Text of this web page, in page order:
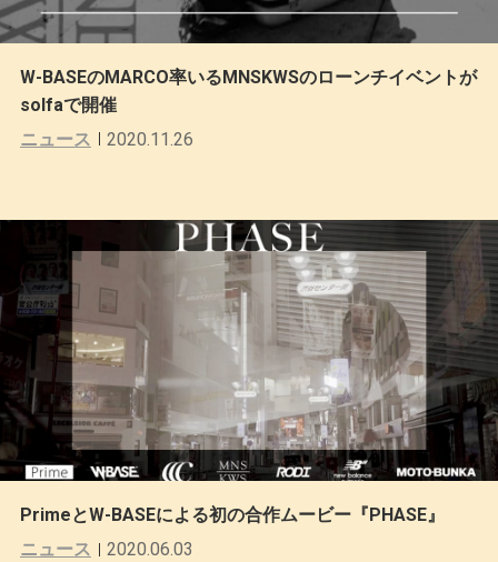
W-BASEのMARCO率いるMNSKWSのローンチイベントが
solfaで開催
ニュース
2020.11.26
PrimeとW-BASEによる初の合作ムービー『PHASE』
ニュース
2020.06.03